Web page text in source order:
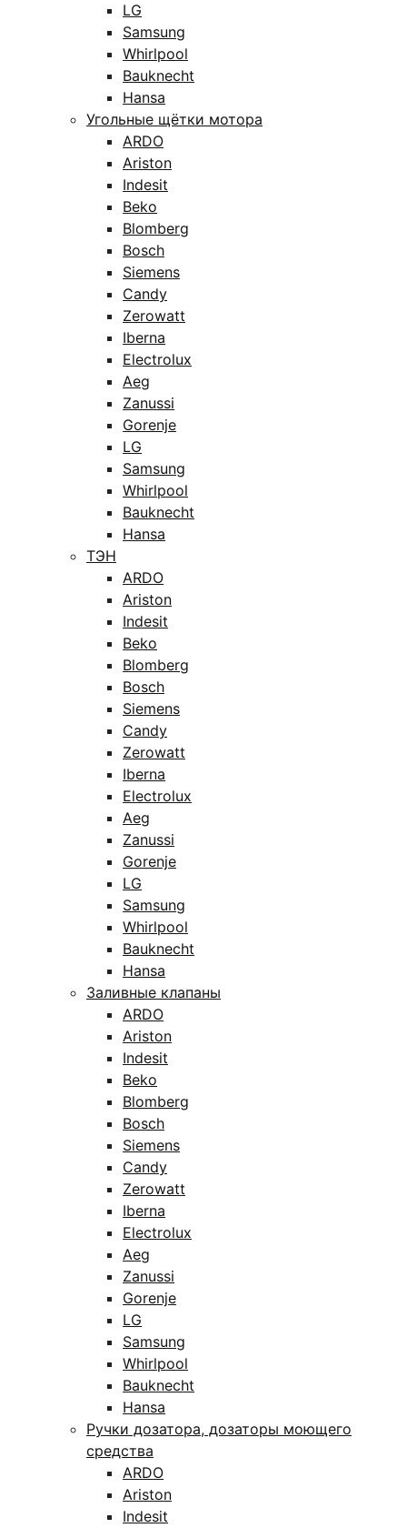
LG
Samsung
Whirlpool
Bauknecht
Hansa
Угольные щётки мотора
ARDO
Ariston
Indesit
Beko
Blomberg
Bosch
Siemens
Candy
Zerowatt
Iberna
Electrolux
Aeg
Zanussi
Gorenje
LG
Samsung
Whirlpool
Bauknecht
Hansa
ТЭН
ARDO
Ariston
Indesit
Beko
Blomberg
Bosch
Siemens
Candy
Zerowatt
Iberna
Electrolux
Aeg
Zanussi
Gorenje
LG
Samsung
Whirlpool
Bauknecht
Hansa
Заливные клапаны
ARDO
Ariston
Indesit
Beko
Blomberg
Bosch
Siemens
Candy
Zerowatt
Iberna
Electrolux
Aeg
Zanussi
Gorenje
LG
Samsung
Whirlpool
Bauknecht
Hansa
Ручки дозатора, дозаторы моющего
средства
ARDO
Ariston
Indesit